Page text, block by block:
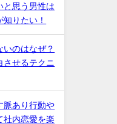
と思う男性は
りたい！
いのはなぜ？
させるテクニ
脈あり行動や
社内恋愛を楽